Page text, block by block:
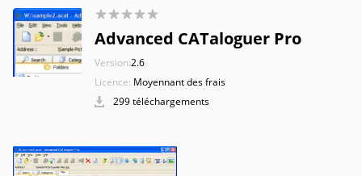
Advanced CATaloguer Pro
Version:2.6
Licence: Moyennant des frais
299 téléchargements